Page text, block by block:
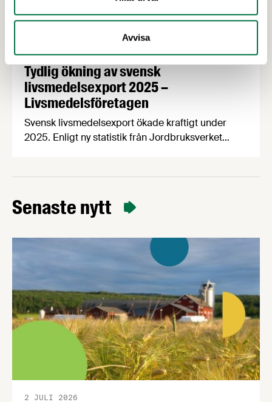
Avvisa
Tydlig ökning av svensk
livsmedelsexport 2025 –
Livsmedelsföretagen
28 APRIL 2026
Svensk livsmedelsexport ökade kraftigt under
2025. Enligt ny statistik från Jordbruksverket
12 procent jämfört med året innan. Samtidigt ökar
exportpotentialen inte tillvaratas fullt ut.
Senaste nytt
2 JULI 2026